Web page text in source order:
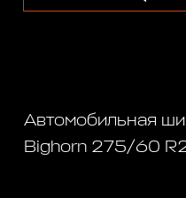
Автомобильная
Bighorn 275/60